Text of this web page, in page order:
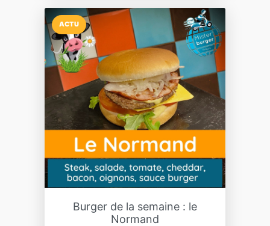
ACTU
Burger de la semaine : le
Normand